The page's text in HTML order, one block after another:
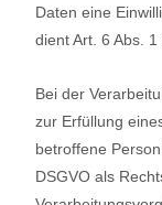
Daten eine
dient Art. 6 Abs.
Bei der
zur Erfüllung
betroffene
DSGVO als